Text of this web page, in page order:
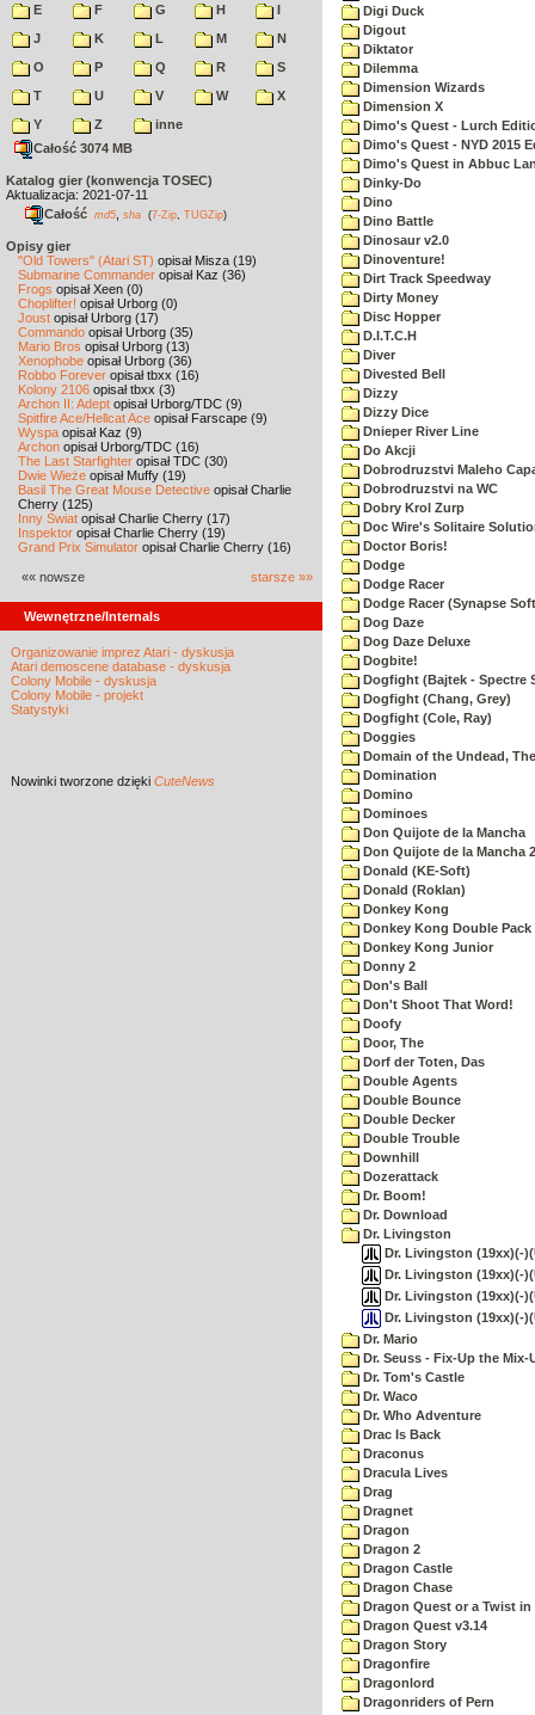
E
F G H
I
J
K L M
N
O
P Q R
S
T
U V W
X
Y
Z
inne
Całość 3074 MB
Katalog gier (konwencja TOSEC)
Aktualizacja: 2021-07-11
Całość md5 sha (7-Zip TUGZip)
Opisy gier
"Old Towers" (Atari ST) opisał Misza (19)
Submarine Commander opisał Kaz (36)
Frogs opisał Xeen (0)
Choplifter! opisał Urborg (0)
Joust opisał Urborg (17)
Commando opisał Urborg (35)
Mario Bros opisał Urborg (13)
Xenophobe opisał Urborg (36)
Robbo Forever opisał tbxx (16)
Kolony 2106 opisał tbxx (3)
Archon II: Adept opisał Urborg/TDC (9)
Spitfire Ace/Hellcat Ace opisał Farscape (9)
Wyspa opisał Kaz (9)
Archon opisał Urborg/TDC (16)
The Last Starfighter opisał TDC (30)
Dwie Wieże opisał Muffy (19)
Basil The Great Mouse Detective opisał Charlie
Cherry (125)
Inny Świat opisał Charlie Cherry (17)
Inspektor opisał Charlie Cherry (19)
Grand Prix Simulator opisał Charlie Cherry (16)
«« nowsze starsze »»
Wewnętrzne/Internals
Organizowanie imprez Atari - dyskusja
Atari demoscene database - dyskusja
Colony Mobile - dyskusja
Colony Mobile - projekt
Statystyki
Nowinki tworzone dzięki CuteNews
Digi Duck
Digout
Diktator
Dilemma
Dimension Wizards
Dimension X
Dimo's Quest - Lurch
Dimo's Quest - NYD 2015
Dimo's Quest in Abbuc
Dinky-Do
Dino
Dino Battle
Dinosaur v2.0
Dinoventure!
Dirt Track Speedway
Dirty Money
Disc Hopper
D.I.T.C.H
Diver
Divested Bell
Dizzy
Dizzy Dice
Dnieper River Line
Do Akcji
Dobrodruzstvi Maleho
Dobrodruzstvi na WC
Dobry Krol Zurp
Doc Wire's Solitaire
Doctor Boris!
Dodge
Dodge Racer
Dodge Racer (Synapse
Dog Daze
Dog Daze Deluxe
Dogbite!
Dogfight (Bajtek - Spectre
Dogfight (Chang, Grey)
Dogfight (Cole, Ray)
Doggies
Domain of the Undead, The
Domination
Domino
Dominoes
Don Quijote de la Mancha
Don Quijote de la Mancha 2
Donald (KE-Soft)
Donald (Roklan)
Donkey Kong
Donkey Kong Double Pack
Donkey Kong Junior
Donny 2
Don's Ball
Don't Shoot That Word!
Doofy
Door, The
Dorf der Toten, Das
Double Agents
Double Bounce
Double Decker
Double Trouble
Downhill
Dozerattack
Dr. Boom!
Dr. Download
Dr. Livingston
Dr. Livingston (19xx)(-
Dr. Livingston (19xx)(-
Dr. Livingston (19xx)(-
Dr. Livingston (19xx)(-
Dr. Mario
Dr. Seuss - Fix-Up the Mix-
Dr. Tom's Castle
Dr. Waco
Dr. Who Adventure
Drac Is Back
Draconus
Dracula Lives
Drag
Dragnet
Dragon
Dragon 2
Dragon Castle
Dragon Chase
Dragon Quest or a Twist in
Dragon Quest v3.14
Dragon Story
Dragonfire
Dragonlord
Dragonriders of Pern